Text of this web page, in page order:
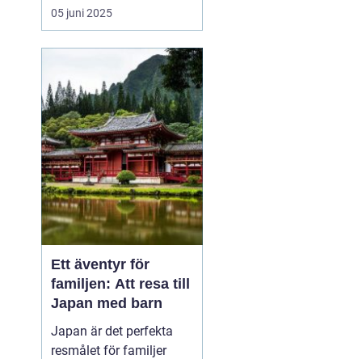
tillbringa tid med nära
och kära medan man
och platser. Det...
05 juni 2025
Ett äventyr för
familjen: Att resa till
Japan med barn
Japan är det perfekta
resmålet för familjer